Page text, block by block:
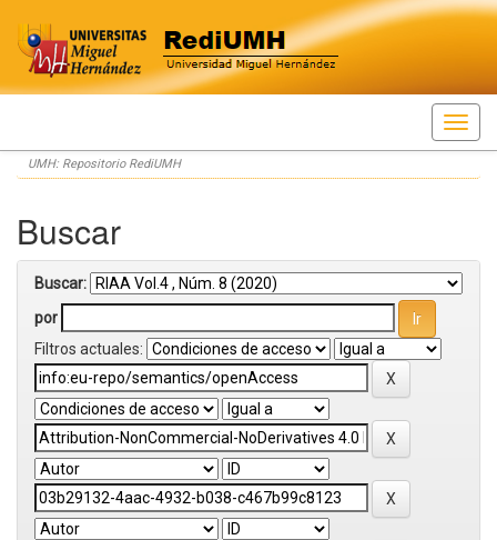
Skip
navigation
UMH: Repositorio RediUMH
Buscar
Buscar:
por
Filtros actuales: